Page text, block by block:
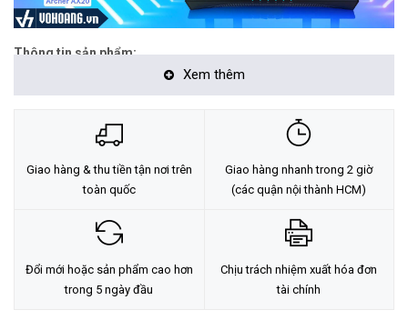
Thông tin sản phẩm:
nhanh hơn, dung lượng lớn hơn và giảm tắc nghẽn mạng.
Xem thêm
Giao hàng & thu tiền tận nơi trên
toàn quốc
Giao hàng nhanh trong 2 giờ
(các quận nội thành HCM)
Đổi mới hoặc sản phẩm cao hơn
trong 5 ngày đầu
Chịu trách nhiệm xuất hóa đơn
tài chính